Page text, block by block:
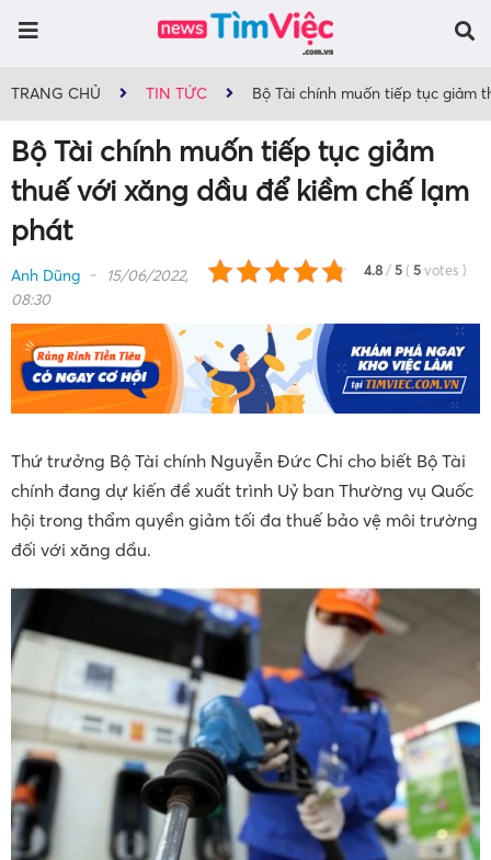
TRANG CHỦ TIN TỨC Bộ Tài chính muốn tiếp tục giảm
Bộ Tài chính muốn tiếp tục giảm
thuế với xăng dầu để kiềm chế lạm
phát
4.8 / 5 ( 5 votes )
Anh Dũng
15/06/2022,
08:30
Thứ trưởng Bộ Tài chính Nguyễn Đức Chi cho biết Bộ Tài
chính đang dự kiến đề xuất trình Uỷ ban Thường vụ Quốc
hội trong thẩm quyền giảm tối đa thuế bảo vệ môi trường
đối với xăng dầu.